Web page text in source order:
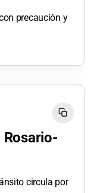
precaución y
Rosario-
circula por